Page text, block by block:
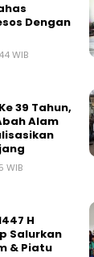
Dengan
WIB
39 Tahun,
Alam
WIB
H
Salurkan
& Piatu